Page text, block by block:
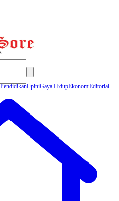
PendidikanOpiniGaya HidupEkonomiEditorial